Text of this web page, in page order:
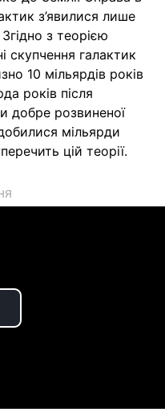
з’явилися лише
з теорією
скупчення галактик
10 мільярдів років
років після
добре розвиненої
мільярди
цій теорії.